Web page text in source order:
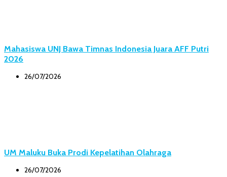
Mahasiswa UNJ Bawa Timnas Indonesia Juara AFF Putri
2026
26/07/2026
UM Maluku Buka Prodi Kepelatihan Olahraga
26/07/2026